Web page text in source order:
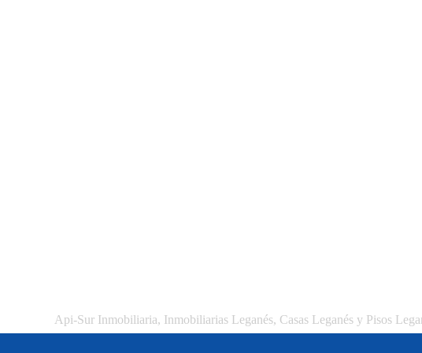
Api-Sur Inmobiliaria, Inmobiliarias Leganés, Casas Leganés y Pisos